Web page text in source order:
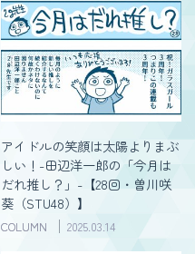
アイドルの笑顔は太陽よりまぶ
しい！-田辺洋一郎の「今月は
だれ推し？」-【28回・曽川咲
葵（STU48）】
COLUMN 2025.03.14